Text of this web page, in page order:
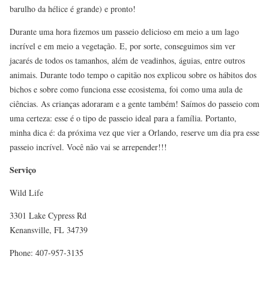
barulho da hélice é grande) e pronto!
Durante uma hora fizemos um passeio delicioso em meio a um lago
incrível e em meio a vegetação. E, por sorte, conseguimos sim ver
jacarés de todos os tamanhos, além de veadinhos, águias, entre outros
animais. Durante todo tempo o capitão nos explicou sobre os hábitos dos
bichos e sobre como funciona esse ecosistema, foi como uma aula de
ciências. As crianças adoraram e a gente também! Saímos do passeio com
uma certeza: esse é o tipo de passeio ideal para a família. Portanto,
minha dica é: da próxima vez que vier a Orlando, reserve um dia pra esse
passeio incrível. Você não vai se arrepender!!!
Serviço
Wild Life
3301 Lake Cypress Rd
Kenansville, FL 34739
Phone: 407-957-3135